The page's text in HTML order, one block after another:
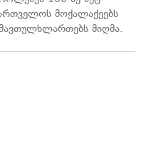
მოქალაქეებს
მიღმა.